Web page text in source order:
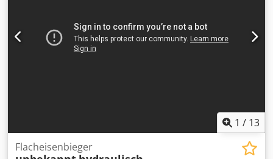
1 / 13
Flacheisenbieger